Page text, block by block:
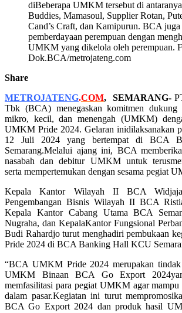
diBeberapa UMKM tersebut di
Buddies, Mamasoul, Supplier Rotan,
Cand’s Craft, dan Kamipurun. BCA
pemberdayaan perempuan dengan
UMKM yang dikelola oleh perempuan.
Dok.BCA/metrojateng.com
Share
METROJATENG.COM, SEMARANG-
Tbk (BCA) menegaskan komitmen dukung
mikro, kecil, dan menengah (UMKM)
UMKM Pride 2024. Gelaran inidilaksanakan
12 Juli 2024 yang bertempat di BCA
Semarang.Melalui ajang ini, BCA
nasabah dan debitur UMKM untuk
serta mempertemukan dengan sesama pegiat
Kepala Kantor Wilayah II BCA
Pengembangan Bisnis Wilayah II BCA
Kepala Kantor Cabang Utama BCA
Nugraha, dan KepalaKantor Fungsional
Budi Rahardjo turut menghadiri pembukaan
Pride 2024 di BCA Banking Hall KCU
“BCA UMKM Pride 2024 merupakan
UMKM Binaan BCA Go Export
memfasilitasi para pegiat UMKM agar mampu
dalam pasar.Kegiatan ini turut
BCA Go Export 2024 dan produk hasil